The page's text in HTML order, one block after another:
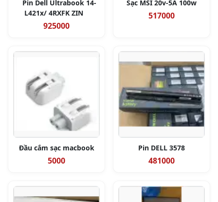
Pin Dell Ultrabook 14-
L421x/ 4RXFK ZIN
925000
Sạc MSI 20v-5A 100w
517000
Đầu cắm sạc macbook
5000
Pin DELL 3578
481000